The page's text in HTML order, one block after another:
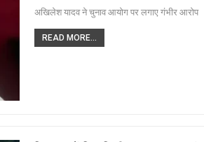
अखिलेश यादव ने चुनाव आयोग पर लगाए गंभीर आरोप
READ MORE...